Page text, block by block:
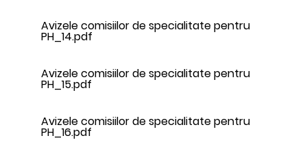
Avizele comisiilor de specialitate pentru
PH_14.pdf
Avizele comisiilor de specialitate pentru
PH_15.pdf
Avizele comisiilor de specialitate pentru
PH_16.pdf